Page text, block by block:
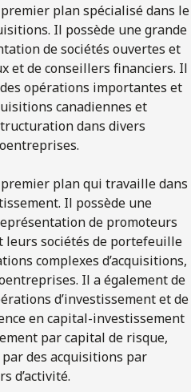
plan spécialisé dans le
Il possède une grande
de sociétés ouvertes et
et de conseillers financiers. Il
opérations importantes et
canadiennes et
dans divers
plan qui travaille dans
Il possède une
de promoteurs
leurs sociétés de portefeuille
complexes d’acquisitions,
Il a également de
d’investissement et de
en capital-investissement
par capital de risque,
des acquisitions par
d’activité.